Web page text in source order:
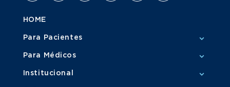
HOME
Para Pacientes
Para Médicos
Institucional